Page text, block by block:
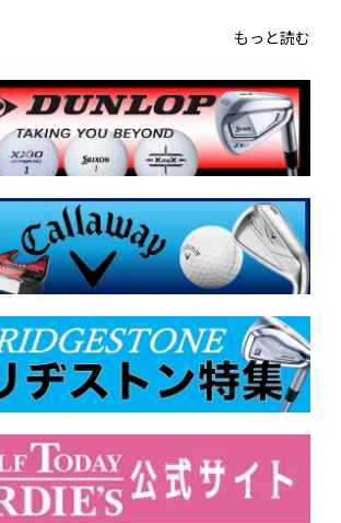
もっと読む